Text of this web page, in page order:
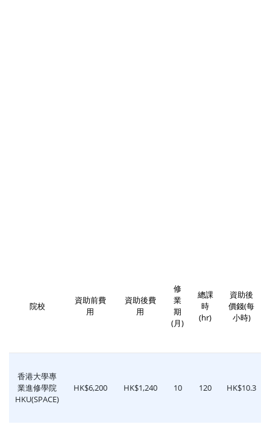
院校
資助前費
用
資助後費
用
修
業
期
(月)
總課
時
(hr)
資助後
價錢(每
小時)
香港大學專
業進修學院
HKU(SPACE)
HK$6,200 HK$1,240 10 120 HK$10.3